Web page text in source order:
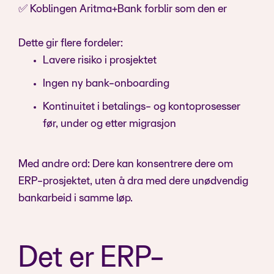
✅ Koblingen Aritma+Bank forblir som den er
Dette gir flere fordeler:
Lavere risiko i prosjektet
Ingen ny bank-onboarding
Kontinuitet i betalings- og kontoprosesser
før, under og etter migrasjon
Med andre ord: Dere kan konsentrere dere om
ERP-prosjektet, uten å dra med dere unødvendig
bankarbeid i samme løp.
Det er ERP-